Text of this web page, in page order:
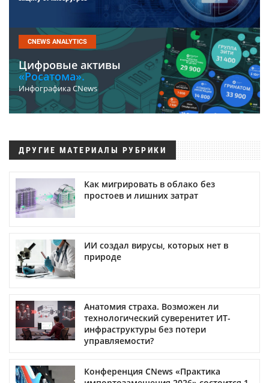
CNEWS ANALYTICS
Цифровые активы
«Росатома».
Инфографика CNews
ДРУГИЕ МАТЕРИАЛЫ РУБРИКИ
Как мигрировать в облако без
простоев и лишних затрат
ИИ создал вирусы, которых нет в
природе
Анатомия страха. Возможен ли
технологический суверенитет ИТ-
инфраструктуры без потери
управляемости?
Конференция CNews «Практика